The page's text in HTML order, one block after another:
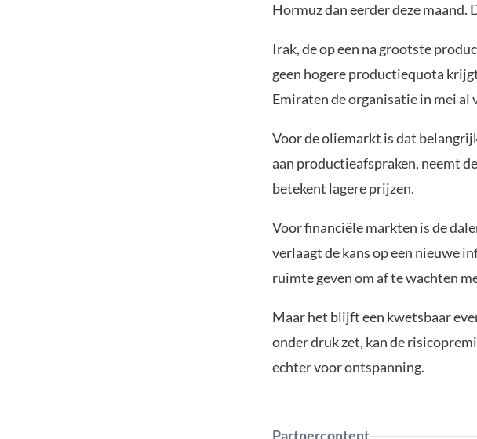
Hormuz dan eerder deze
Irak, de op een na grootste
geen hogere productiequota
Emiraten de organisatie in mei al
Voor de oliemarkt is dat
aan productieafspraken, neemt
betekent lagere prijzen.
Voor financiële markten is de
verlaagt de kans op een nieuwe
ruimte geven om af te wachten
Maar het blijft een kwetsbaar
onder druk zet, kan de
echter voor ontspanning.
Partnercontent